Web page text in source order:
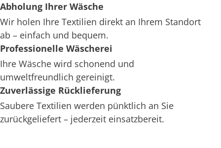
Abholung Ihrer Wäsche
Wir holen Ihre Textilien direkt an Ihrem Standort
ab – einfach und bequem.
Professionelle Wäscherei
Ihre Wäsche wird schonend und
umweltfreundlich gereinigt.
Zuverlässige Rücklieferung
Saubere Textilien werden pünktlich an Sie
zurückgeliefert – jederzeit einsatzbereit.